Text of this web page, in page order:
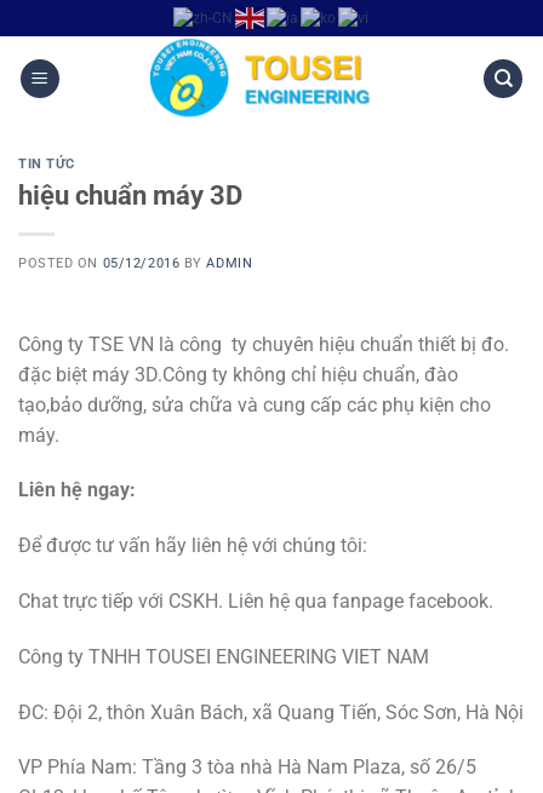
TIN TỨC
hiệu chuẩn máy 3D
POSTED ON 05/12/2016 BYADMIN
Công ty TSE VN là công ty chuyên hiệu chuẩn thiết bị đo.
đặc biệt máy 3D.Công ty không chỉ hiệu chuẩn, đào
tạo,bảo dưỡng, sửa chữa và cung cấp các phụ kiện cho
máy.
Liên hệ ngay:
Để được tư vấn hãy liên hệ với chúng tôi:
Chat trực tiếp với CSKH. Liên hệ qua fanpage facebook.
Công ty TNHH TOUSEI ENGINEERING VIET NAM
ĐC: Đội 2, thôn Xuân Bách, xã Quang Tiến, Sóc Sơn, Hà Nội
VP Phía Nam: Tầng 3 tòa nhà Hà Nam Plaza, số 26/5